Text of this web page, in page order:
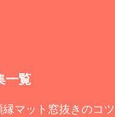
一覧
縁マット窓抜きのコツ